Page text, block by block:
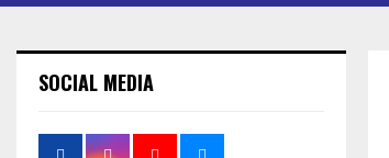
SOCIAL MEDIA